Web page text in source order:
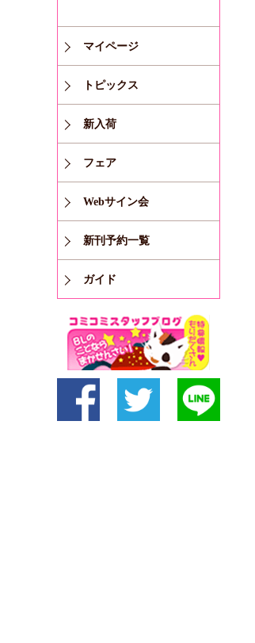
マイページ
トピックス
新入荷
フェア
Webサイン会
新刊予約一覧
ガイド